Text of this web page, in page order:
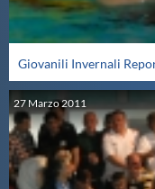
Giovanili Invernali
27 Marzo2011